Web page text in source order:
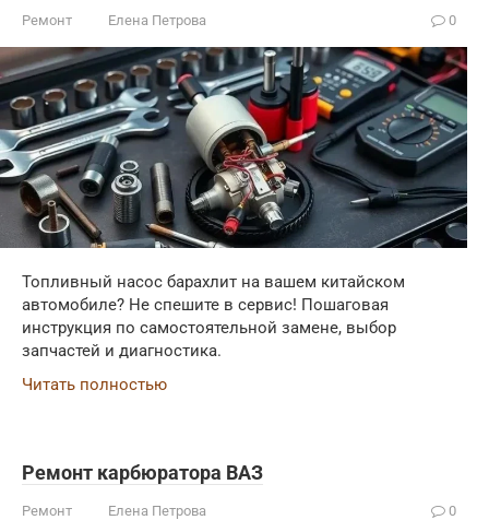
Ремонт Елена Петрова 0
Топливный насос барахлит на вашем китайском
автомобиле? Не спешите в сервис! Пошаговая
инструкция по самостоятельной замене, выбор
запчастей и диагностика.
Читать полностью
Ремонт карбюратора ВАЗ
Ремонт Елена Петрова 0